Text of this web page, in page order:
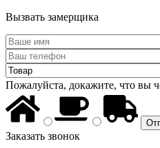
Вызвать замерщика
Пожалуйста, докажите, что вы
Заказать звонок